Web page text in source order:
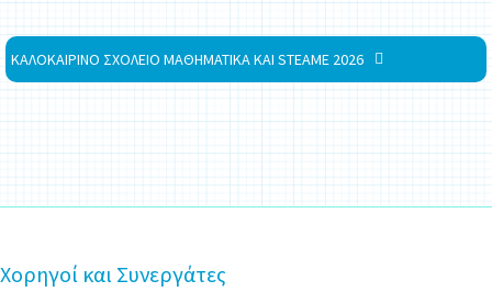
ΚΑΛΟΚΑΙΡΙΝΟ ΣΧΟΛΕΙΟ ΜΑΘΗΜΑΤΙΚΑ ΚΑΙ STEAME 2026
Χορηγοί και Συνεργάτες